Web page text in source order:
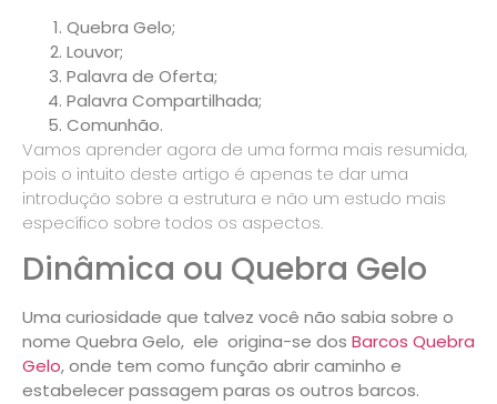
Quebra Gelo;
Louvor;
Palavra de Oferta;
Palavra Compartilhada;
Comunhão.
Vamos aprender agora de uma forma mais resumida,
pois o intuito deste artigo é apenas te dar uma
introdução sobre a estrutura e não um estudo mais
específico sobre todos os aspectos.
Dinâmica ou Quebra Gelo
Uma curiosidade que talvez você não sabia sobre o
nome Quebra Gelo, ele origina-se dos Barcos Quebra
Gelo, onde tem como função abrir caminho e
estabelecer passagem paras os outros barcos.